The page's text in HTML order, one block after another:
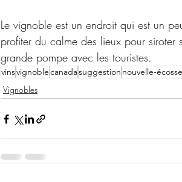
Le vignoble est un endroit qui est un
profiter du calme des lieux pour siroter
grande pompe avec les touristes.
vinsvignoblecanadasuggestion nouvelle-écosse
Vignobles